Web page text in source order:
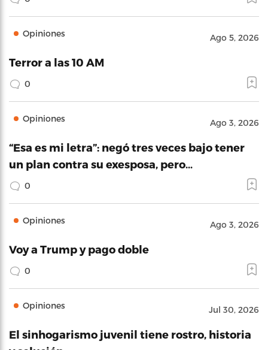
Opiniones Ago 5, 2026
Terror a las 10 AM
0
Opiniones Ago 3, 2026
“Esa es mi letra”: negó tres veces bajo tener
un plan contra su exesposa, pero…
0
Opiniones Ago 3, 2026
Voy a Trump y pago doble
0
Opiniones Jul 30, 2026
El sinhogarismo juvenil tiene rostro, historia